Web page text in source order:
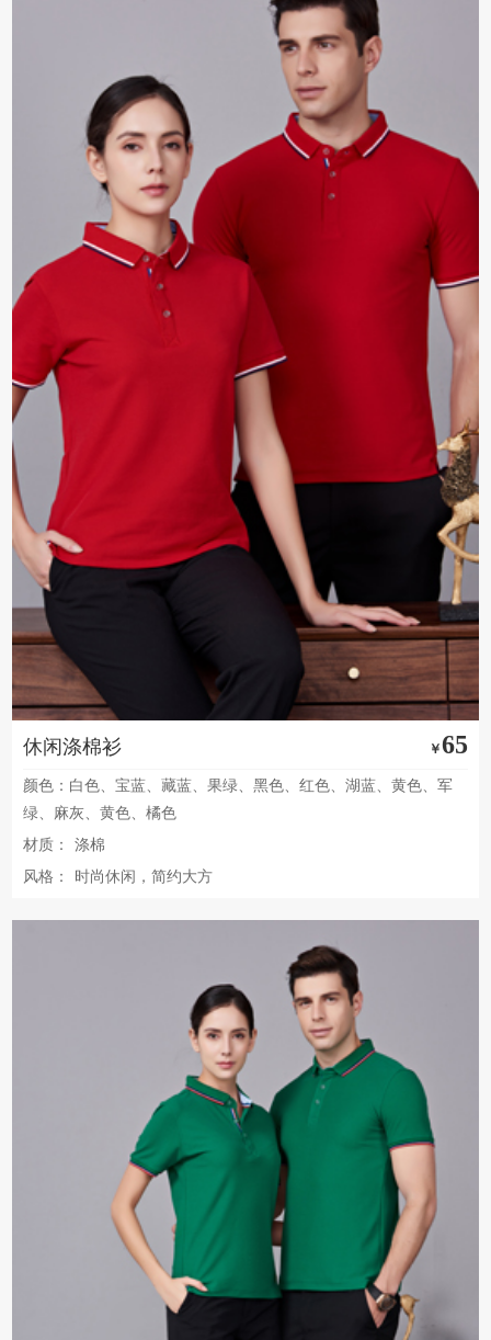
休闲涤棉衫 ￥65
颜色：白色、宝蓝、藏蓝、果绿、黑色、红色、湖蓝、黄色、军
绿、麻灰、黄色、橘色
材质：
涤棉
风格：
时尚休闲，简约大方